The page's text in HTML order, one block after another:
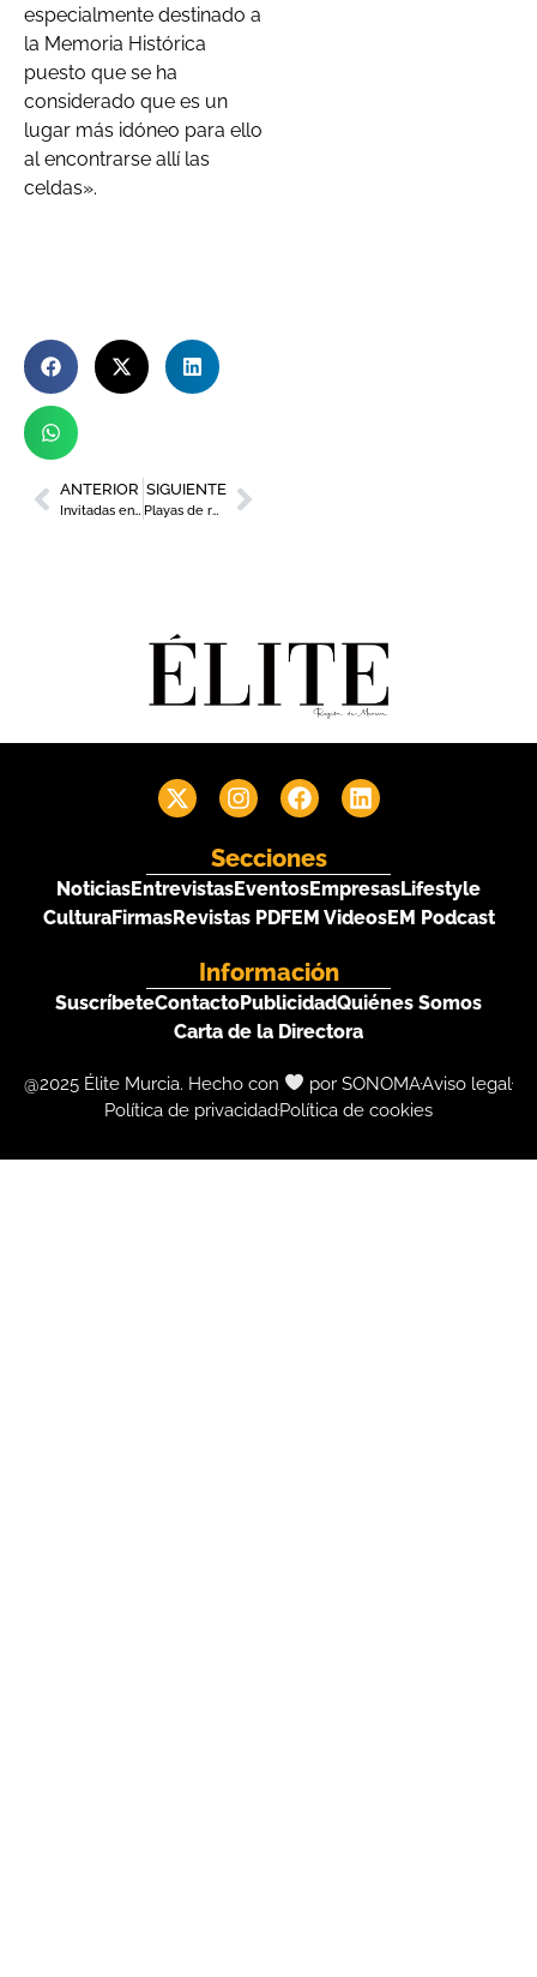
especialmente destinado a
la Memoria Histórica
puesto que se ha
considerado que es un
lugar más idóneo para ello
al encontrarse allí las
celdas».
ANTERIOR
Invitadas en la boda de Chenoa con diseños de la marca murciana Laura Bernal
SIGUIENTE
Playas de resina epóxica hechas a mano by Paloma Tobal
Secciones
NoticiasEntrevistasEventosEmpresasLifestyle
CulturaFirmasRevistas PDFEM VideosEM Podcast
Información
SuscríbeteContactoPublicidadQuiénes Somos
Carta de la Directora
@2025 Élite Murcia. Hecho con por SONOMAAviso legal
Política de privacidadPolítica de cookies